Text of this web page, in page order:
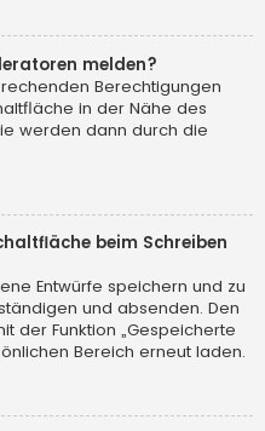
melden?
Berechtigungen
in der Nähe des
werden dann durch die
beim Schreiben
Entwürfe speichern und zu
und absenden. Den
der Funktion „Gespeicherte
Bereich erneut laden.